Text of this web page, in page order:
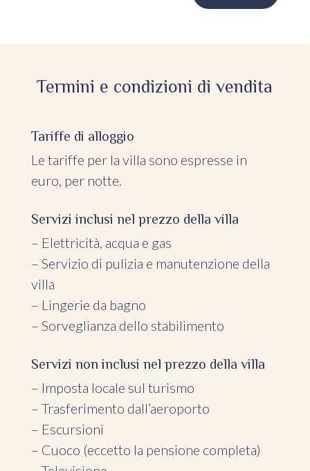
Termini e condizioni di vendita
Tariffe di alloggio
Le tariffe per la villa sono espresse in
euro, per notte.
Servizi inclusi nel prezzo della villa
– Elettricità, acqua e gas
– Servizio di pulizia e manutenzione della
villa
– Lingerie da bagno
– Sorveglianza dello stabilimento
Servizi non inclusi nel prezzo della villa
– Imposta locale sul turismo
– Trasferimento dall’aeroporto
– Escursioni
– Cuoco (eccetto la pensione completa)